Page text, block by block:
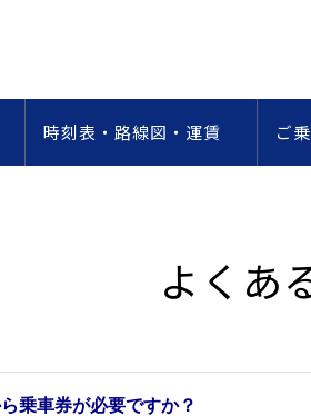
時刻表・路線図・運賃 ご
よくあ
乗車券が必要ですか？